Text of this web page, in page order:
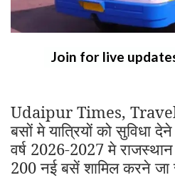
Join for live
Udaipur Times,
बसों मे यात्रियों को सुविधा
वर्ष 2026-2027 मे
200 नई बसें शामिल करने जा